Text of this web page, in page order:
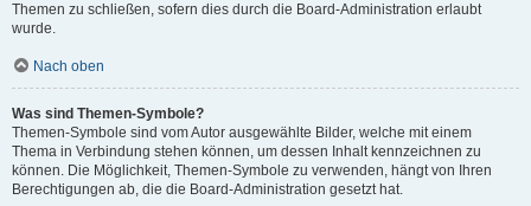
Themen zu schließen, sofern dies durch die Board-Administration erlaubt
wurde.
Nach oben
Was sind Themen-Symbole?
Themen-Symbole sind vom Autor ausgewählte Bilder, welche mit einem
Thema in Verbindung stehen können, um dessen Inhalt kennzeichnen zu
können. Die Möglichkeit, Themen-Symbole zu verwenden, hängt von Ihren
Berechtigungen ab, die die Board-Administration gesetzt hat.